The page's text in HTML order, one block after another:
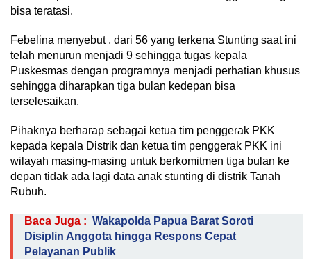
bisa teratasi.
Febelina menyebut , dari 56 yang terkena Stunting saat ini
telah menurun menjadi 9 sehingga tugas kepala
Puskesmas dengan programnya menjadi perhatian khusus
sehingga diharapkan tiga bulan kedepan bisa
terselesaikan.
Pihaknya berharap sebagai ketua tim penggerak PKK
kepada kepala Distrik dan ketua tim penggerak PKK ini
wilayah masing-masing untuk berkomitmen tiga bulan ke
depan tidak ada lagi data anak stunting di distrik Tanah
Rubuh.
Baca Juga : Wakapolda Papua Barat Soroti
Disiplin Anggota hingga Respons Cepat
Pelayanan Publik